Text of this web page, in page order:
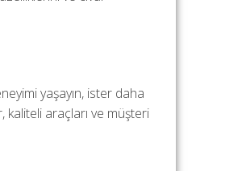
yaşayın, ister daha
araçları ve müşteri